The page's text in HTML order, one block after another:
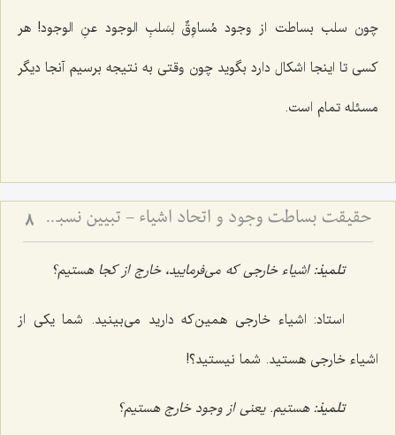
چون سلب بساطت از وجود مُساوِقٌ لِسَلبِ الوجود عنِ الوجود! هر
کسى تا اینجا اشکال دارد بگوید چون وقتى به نتیجه برسیم آنجا دیگر
مسئله تمام است.
حقیقت بساطت وجود و اتحاد اشیاء - تبیین نسبت میان قیود ماهوی و وحدت حقیقت هستی 8
تلمیذ:اشیاء خارجى که می‌فرمایید، خارج از کجا هستیم؟
استاد: اشیاء خارجى همین‌که دارید مى‌بینید. شما یکى از
اشیاء خارجى هستید. شما نیستید؟!
تلمیذ:هستیم. یعنی از وجود خارج هستیم؟